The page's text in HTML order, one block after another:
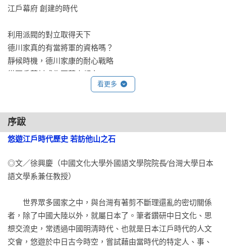
江戶幕府 創建的時代
利用派閥的對立取得天下
德川家真的有當將軍的資格嗎？
靜候時機，德川家康的耐心戰略
從百戶荒村成為百萬人都市
歷經三代建造而成的龐大江戶城
如何管理不易駕馭的外樣大名
幕府的財源從何而來？
宗氏偽造國書以和朝鮮恢復邦交
多達十萬的日本人走向海外的時代
德川家康希望日西貿易的目的
專欄
第二代將軍德川秀忠為政治家典範
第三代將軍德川家光為何遲遲無後？
看更多
序跋
悠遊江戶時代歷史 若訪他山之石
◎文／徐興慶（中國文化大學外國語文學院院長∕台灣大學日本
語文學系兼任教授）
世界眾多國家之中，與台灣有著剪不斷理還亂的密切關係
者，除了中國大陸以外，就屬日本了。筆者鑽研中日文化、思
想交流史，常透過中國明清時代、也就是日本江戶時代的人文
交會，悠遊於中日古今時空，嘗試藉由當時代的特定人、事、